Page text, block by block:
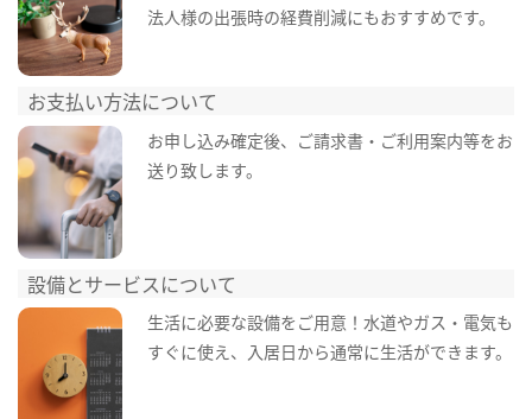
法人様の出張時の経費削減にもおすすめです。
お支払い方法について
お申し込み確定後、ご請求書・ご利用案内等をお
送り致します。
設備とサービスについて
生活に必要な設備をご用意！水道やガス・電気も
すぐに使え、入居日から通常に生活ができます。